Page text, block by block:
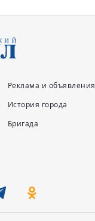
Реклама и объявления
История города
Бригада